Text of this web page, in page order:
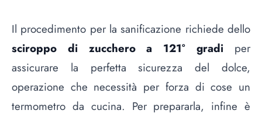
Il procedimento per la sanificazione richiede dello
sciroppo di zucchero a 121° gradi per
assicurare la perfetta sicurezza del dolce,
operazione che necessità per forza di cose un
termometro da cucina. Per prepararla, infine è